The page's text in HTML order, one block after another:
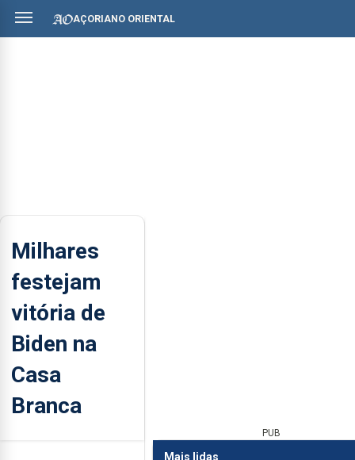
AÇORIANO ORIENTAL
Milhares
festejam
vitória de
Biden na
Casa
Branca
PUB
Mais lidas